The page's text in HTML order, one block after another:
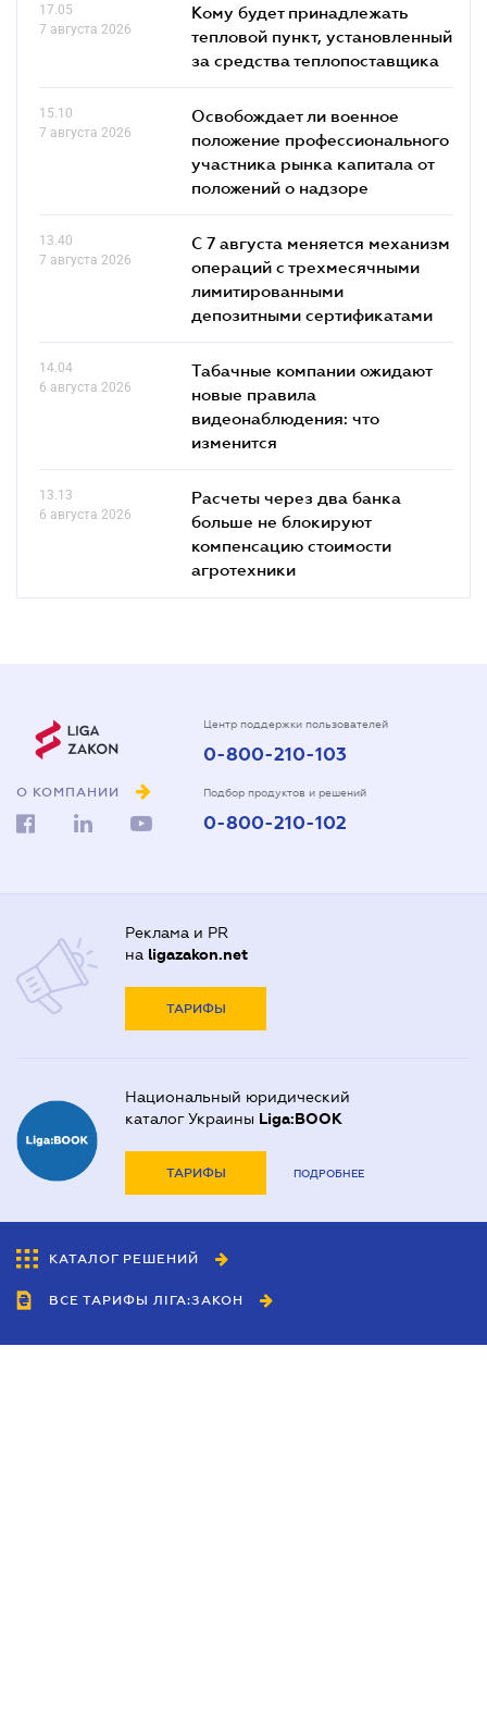
17.05
7 августа 2026
Кому будет принадлежать
тепловой пункт, установленный
за средства теплопоставщика
15.10
7 августа 2026
Освобождает ли военное
положение профессионального
участника рынка капитала от
положений о надзоре
13.40
7 августа 2026
С 7 августа меняется механизм
операций с трехмесячными
лимитированными
депозитными сертификатами
14.04
6 августа 2026
Табачные компании ожидают
новые правила
видеонаблюдения: что
изменится
13.13
6 августа 2026
Расчеты через два банка
больше не блокируют
компенсацию стоимости
агротехники
О КОМПАНИИ
Центр поддержки пользователей
0-800-210-103
Подбор продуктов и решений
0-800-210-102
Реклама и PR
на ligazakon.net
ТАРИФЫ
Национальный юридический
каталог Украины Liga:BOOK
ТАРИФЫ ПОДРОБНЕЕ
КАТАЛОГ РЕШЕНИЙ
ВСЕ ТАРИФЫ ЛІГА:ЗАКОН